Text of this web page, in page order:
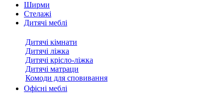
Ширми
Стелажі
Дитячі меблі
Дитячі кімнати
Дитячі ліжка
Дитячі крісло-ліжка
Дитячі матраци
Комоди для сповивання
Офісні меблі